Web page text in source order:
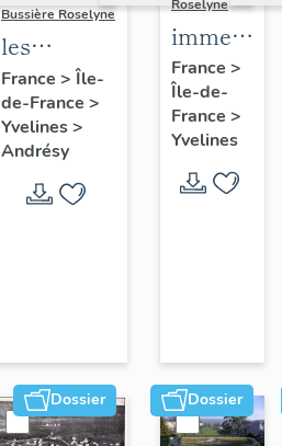
Bussière Roselyne
les
immeubles,
maisons et
fermes du
canton
d'Andrésy
France > Île-
de-France >
Yvelines>
Andrésy
Roselyne
maisons,
fermes
France >
Île-de-
France >
Yvelines
Dossier Dossier